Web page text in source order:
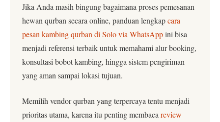
Jika Anda masih bingung bagaimana proses pemesanan
hewan qurban secara online, panduan lengkapcara
pesan kambing qurban di Solo via WhatsAppini bisa
menjadi referensi terbaik untuk memahami alur booking,
konsultasi bobot kambing, hingga sistem pengiriman
yang aman sampai lokasi tujuan.
Memilih vendor qurban yang terpercaya tentu menjadi
prioritas utama, karena itu penting membaca review